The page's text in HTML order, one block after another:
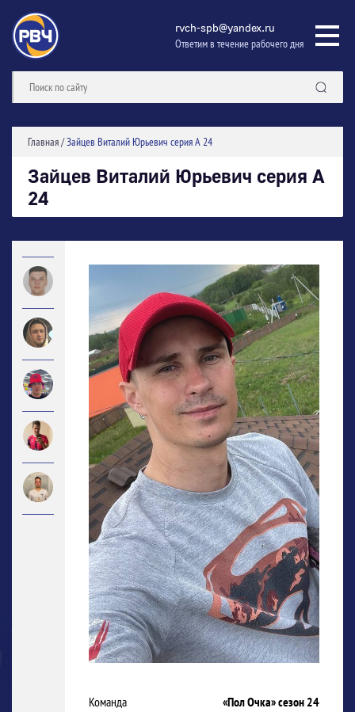
rvch-spb@yandex.ru
Ответим в течение рабочего дня
Главная/Зайцев Виталий Юрьевич серия А 24
Зайцев Виталий Юрьевич серия А
24
Команда «Пол Очка» сезон 24